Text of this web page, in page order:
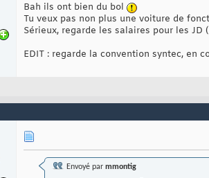
Bah ils ont bien du bol
Tu veux pas non plus une voiture de
Sérieux, regarde les salaires pour les JD
EDIT : regarde la convention syntec, en
Envoyé par mmontig